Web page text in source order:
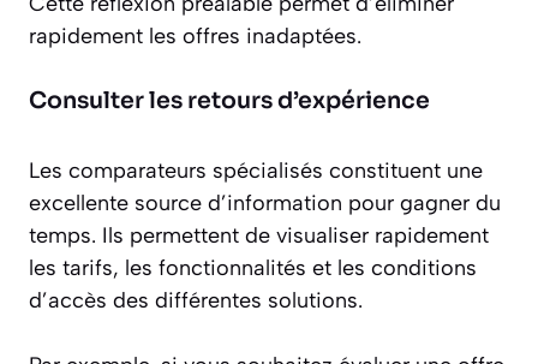
rapidement les offres inadaptées.
Consulter les retours d’expérience
Les comparateurs spécialisés constituent une
excellente source d’information pour gagner du
temps. Ils permettent de visualiser rapidement
les tarifs, les fonctionnalités et les conditions
d’accès des différentes solutions.